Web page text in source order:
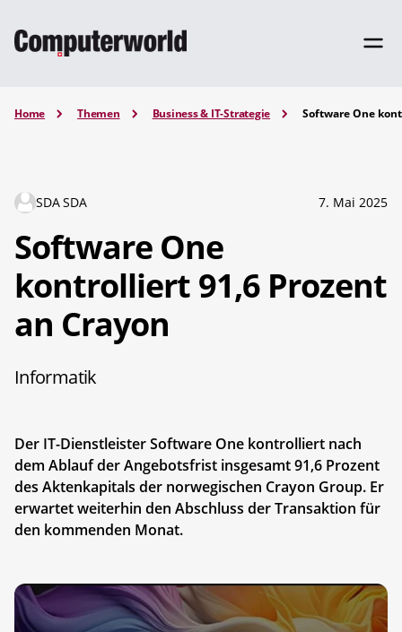
Home Themen Business & IT-Strategie Software One
SDA SDA 7. Mai 2025
Software One
kontrolliert 91,6 Prozent
an Crayon
Informatik
Der IT-Dienstleister Software One kontrolliert nach
dem Ablauf der Angebotsfrist insgesamt 91,6 Prozent
des Aktenkapitals der norwegischen Crayon Group. Er
erwartet weiterhin den Abschluss der Transaktion für
den kommenden Monat.